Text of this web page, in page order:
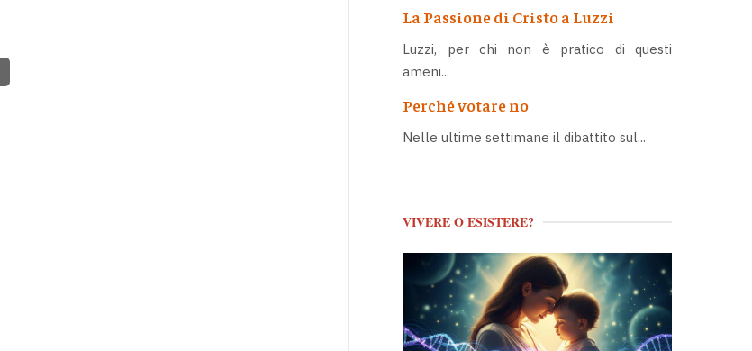
La Passione di Cristo a Luzzi
Luzzi, per chi non è pratico di questi
ameni...
Perché votare no
Nelle ultime settimane il dibattito sul...
VIVERE O ESISTERE?